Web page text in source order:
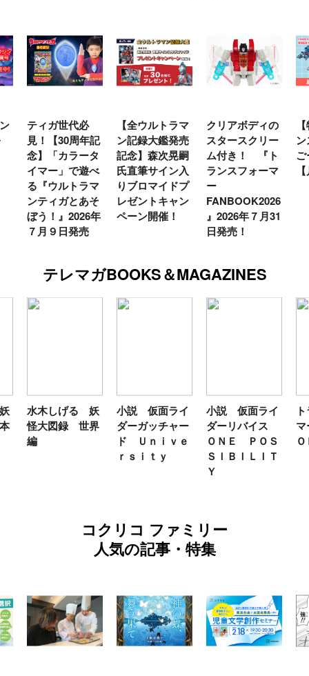
ティガ世代必
見！【30周年記
念】「カラータ
イマー」で遊べ
る『ウルトラマ
ンティガとあそ
ぼう！』2026年
７月９日発売
【全ウルトラマ
ン記録大鑑発売
記念】森次晃嗣
氏直筆サイン入
りブロマイドプ
レゼントキャン
ペーン開催！
クリアボディの
スタースクリー
ム付き！ 『ト
ランスフォーマ
ー
FANBOOK2026
』2026年７月31
日発売！
テレマガBOOKS＆MAGAZINES
水木しげる 妖
怪大図録 世界
編
小説 仮面ライ
ダーガッチャー
ド Ｕｎｉｖｅ
ｒｓｉｔｙ
小説 仮面ライ
ダーリバイス
ＯＮＥ ＰＯＳ
ＳＩＢＩＬＩＴ
Ｙ
コクリコ ファミリー
人気の記事・特集